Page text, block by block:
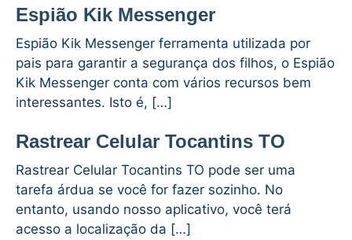
Espião Kik Messenger
Espião Kik Messenger ferramenta utilizada por
pais para garantir a segurança dos filhos, o Espião
Kik Messenger conta com vários recursos bem
interessantes. Isto é, […]
Rastrear Celular Tocantins TO
Rastrear Celular Tocantins TO pode ser uma
tarefa árdua se você for fazer sozinho. No
entanto, usando nosso aplicativo, você terá
acesso a localização da […]